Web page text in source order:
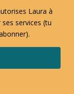
Laura à
services (tu